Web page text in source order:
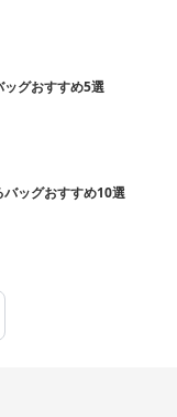
グおすすめ5選
ッグおすすめ10選